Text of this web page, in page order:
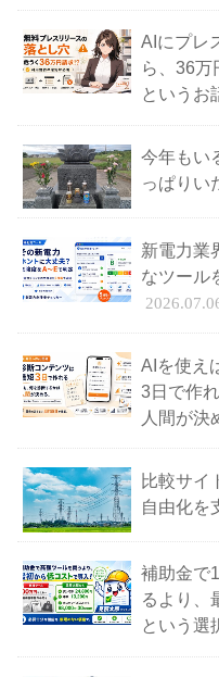
AIにプレ
ら、36万
というお
今年もい
っぱりい
新電力業
なツール
AIを使え
3日で作
人間が決
比較サイ
自由化を
補助金で
るより、
という選